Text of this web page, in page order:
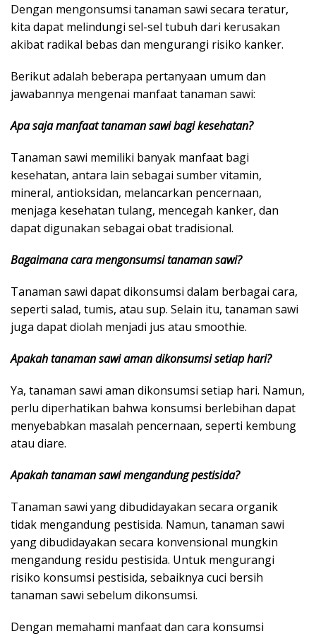
Dengan mengonsumsi tanaman sawi secara teratur,
kita dapat melindungi sel-sel tubuh dari kerusakan
akibat radikal bebas dan mengurangi risiko kanker.
Berikut adalah beberapa pertanyaan umum dan
jawabannya mengenai manfaat tanaman sawi:
Apa saja manfaat tanaman sawi bagi kesehatan?
Tanaman sawi memiliki banyak manfaat bagi
kesehatan, antara lain sebagai sumber vitamin,
mineral, antioksidan, melancarkan pencernaan,
menjaga kesehatan tulang, mencegah kanker, dan
dapat digunakan sebagai obat tradisional.
Bagaimana cara mengonsumsi tanaman sawi?
Tanaman sawi dapat dikonsumsi dalam berbagai cara,
seperti salad, tumis, atau sup. Selain itu, tanaman sawi
juga dapat diolah menjadi jus atau smoothie.
Apakah tanaman sawi aman dikonsumsi setiap hari?
Ya, tanaman sawi aman dikonsumsi setiap hari. Namun,
perlu diperhatikan bahwa konsumsi berlebihan dapat
menyebabkan masalah pencernaan, seperti kembung
atau diare.
Apakah tanaman sawi mengandung pestisida?
Tanaman sawi yang dibudidayakan secara organik
tidak mengandung pestisida. Namun, tanaman sawi
yang dibudidayakan secara konvensional mungkin
mengandung residu pestisida. Untuk mengurangi
risiko konsumsi pestisida, sebaiknya cuci bersih
tanaman sawi sebelum dikonsumsi.
Dengan memahami manfaat dan cara konsumsi